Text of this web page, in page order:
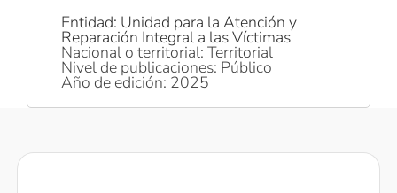
Entidad: Unidad para la Atención y
Reparación Integral a las Víctimas
Nacional o territorial: Territorial
Nivel de publicaciones: Público
Año de edición: 2025